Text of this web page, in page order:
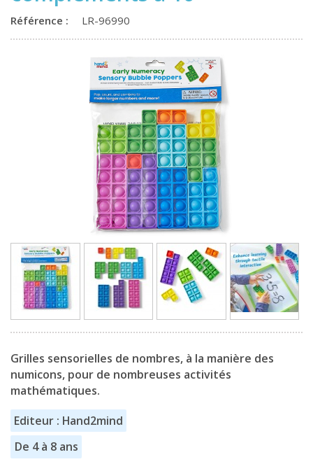
Référence : LR-96990
Grilles sensorielles de nombres, à la manière des
numicons, pour de nombreuses activités
mathématiques.
Editeur : Hand2mind
De 4 à 8 ans